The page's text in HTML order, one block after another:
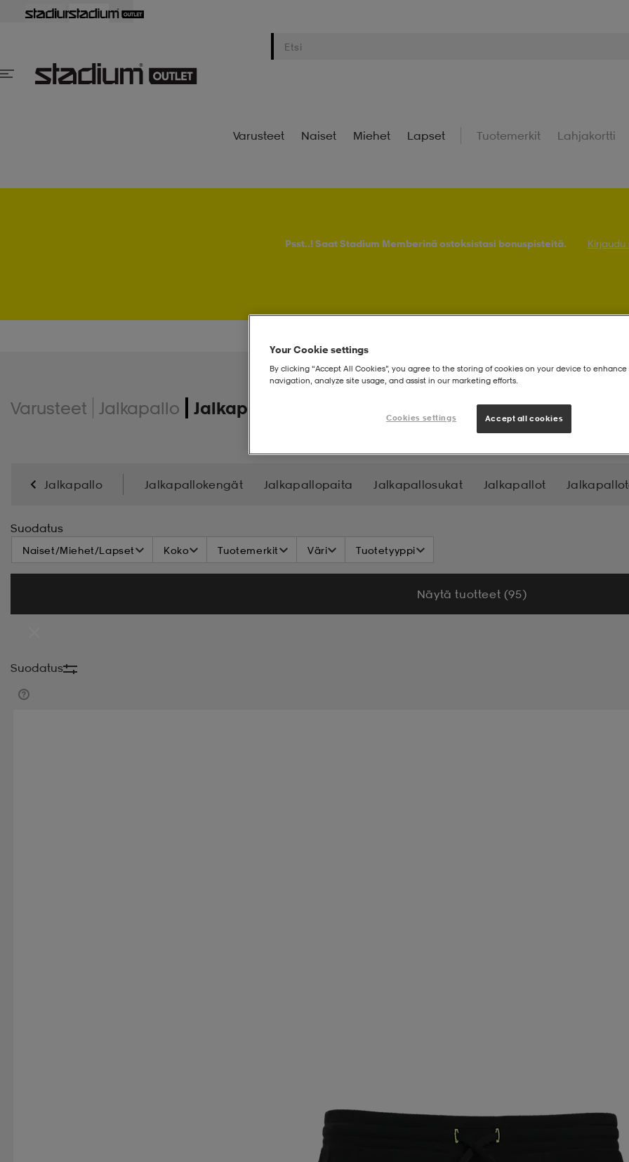
Varusteet Naiset Miehet Lapset Tuotemerkit Lahjakortti
Psst..! Saat Stadium Memberinä ostoksistasi bonuspisteitä. Kirjaudu
Varusteet Jalkapallo Jalkapallovaatteet
Jalkapallo Jalkapallokengät Jalkapallopaita Jalkapallosukat Jalkapallot
Säärisuojat
Suodatus
Naiset/Miehet/Lapset Koko Tuotemerkit Väri Tuotetyyppi
Näytä tuotteet (95)
Suodatus
Your Cookie settings
By clicking “Accept All Cookies”, you agree to the storing of cookies on your device to enhance
navigation, analyze site usage, and assist in our marketing efforts.
Cookies settings Accept all cookies